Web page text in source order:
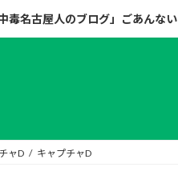
中毒名古屋人のブログ」ごあんない
ャD キャプチャD